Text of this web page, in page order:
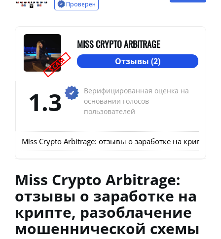
Проверен
SCAM
MISS CRYPTO ARBITRAGE
Отзывы (2)
1.3
Верифицированная оценка на
основании голосов
пользователей
Miss Crypto Arbitrage: отзывы о заработке на крипте,
Miss Crypto Arbitrage:
отзывы о заработке на
крипте, разоблачение
мошеннической схемы